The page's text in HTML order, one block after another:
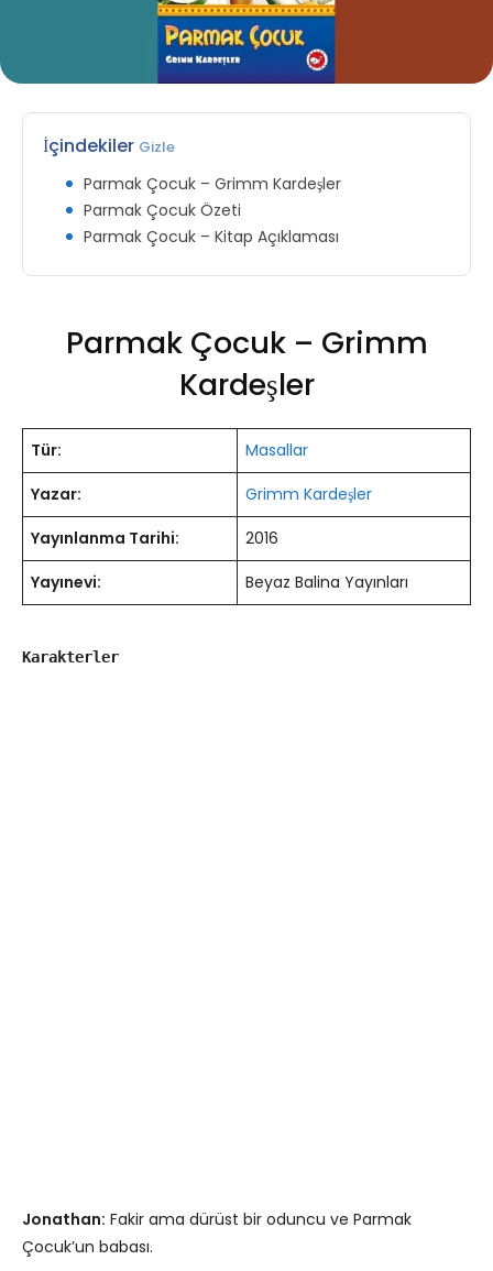
İçindekiler Gizle
Parmak Çocuk – Grimm Kardeşler
Parmak Çocuk Özeti
Parmak Çocuk – Kitap Açıklaması
Parmak Çocuk – Grimm
Kardeşler
Tür:
Masallar
Yazar:
Grimm Kardeşler
Yayınlanma Tarihi:
2016
Yayınevi:
Beyaz Balina Yayınları
Karakterler
Jonathan: Fakir ama dürüst bir oduncu ve Parmak
Çocuk’un babası.